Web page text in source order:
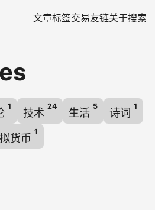
文章标签交易友链关于搜索
1
技术
24
生活
5
诗词
1
货币
1